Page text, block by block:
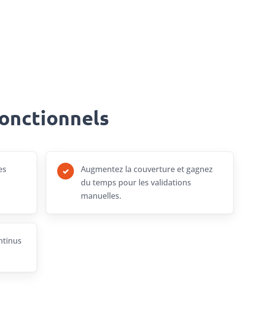
✓
Augmentez la couverture et gagnez
du temps pour les validations
manuelles.